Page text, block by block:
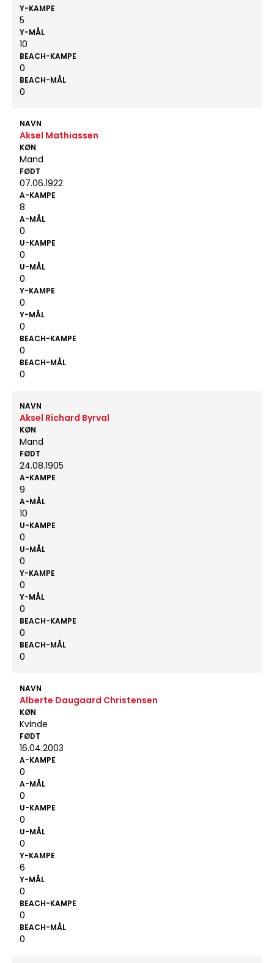
Y-KAMPE
5
Y-MÅL
10
BEACH-KAMPE
0
BEACH-MÅL
0
NAVN
Aksel Mathiassen
KØN
Mand
FØDT
07.06.1922
A-KAMPE
8
A-MÅL
0
U-KAMPE
0
U-MÅL
0
Y-KAMPE
0
Y-MÅL
0
BEACH-KAMPE
0
BEACH-MÅL
0
NAVN
Aksel Richard Byrval
KØN
Mand
FØDT
24.08.1905
A-KAMPE
9
A-MÅL
10
U-KAMPE
0
U-MÅL
0
Y-KAMPE
0
Y-MÅL
0
BEACH-KAMPE
0
BEACH-MÅL
0
NAVN
Alberte Daugaard Christensen
KØN
Kvinde
FØDT
16.04.2003
A-KAMPE
0
A-MÅL
0
U-KAMPE
0
U-MÅL
0
Y-KAMPE
6
Y-MÅL
0
BEACH-KAMPE
0
BEACH-MÅL
0